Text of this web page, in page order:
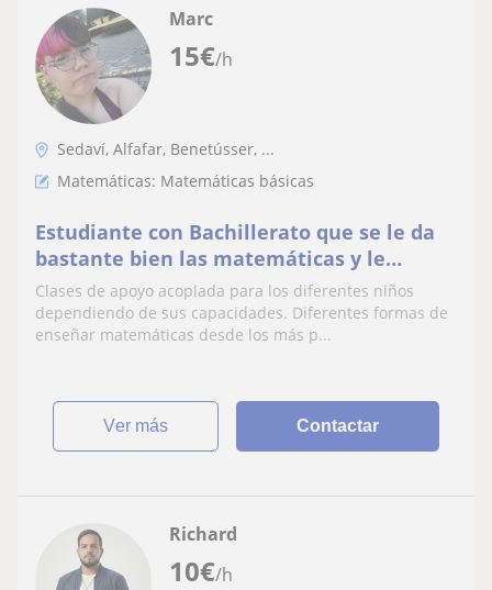
15€/h
Marc
Sedaví, Alfafar, Benetússer, ...
Matemáticas: Matemáticas básicas
Estudiante con Bachillerato que se le da
bastante bien las matemáticas y le
encanta enseñar.
Clases de apoyo acoplada para los diferentes niños
dependiendo de sus capacidades. Diferentes formas de
enseñar matemáticas desde los más p...
ver más Contactar
10€/h
Richard